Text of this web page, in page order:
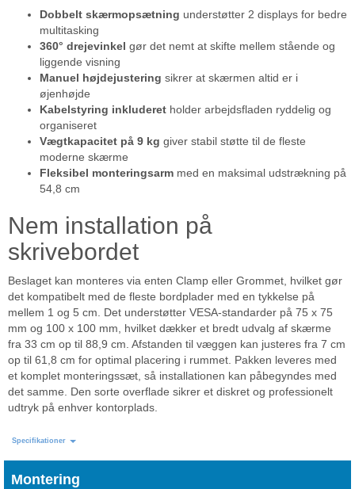
Dobbelt skærmopsætning understøtter 2 displays for bedre
multitasking
360° drejevinkel gør det nemt at skifte mellem stående og
liggende visning
Manuel højdejustering sikrer at skærmen altid er i
øjenhøjde
Kabelstyring inkluderet holder arbejdsfladen ryddelig og
organiseret
Vægtkapacitet på 9 kg giver stabil støtte til de fleste
moderne skærme
Fleksibel monteringsarm med en maksimal udstrækning på
54,8 cm
Nem installation på
skrivebordet
Beslaget kan monteres via enten Clamp eller Grommet, hvilket gør
det kompatibelt med de fleste bordplader med en tykkelse på
mellem 1 og 5 cm. Det understøtter VESA-standarder på 75 x 75
mm og 100 x 100 mm, hvilket dækker et bredt udvalg af skærme
fra 33 cm op til 88,9 cm. Afstanden til væggen kan justeres fra 7 cm
op til 61,8 cm for optimal placering i rummet. Pakken leveres med
et komplet monteringssæt, så installationen kan påbegyndes med
det samme. Den sorte overflade sikrer et diskret og professionelt
udtryk på enhver kontorplads.
Specifikationer
Montering